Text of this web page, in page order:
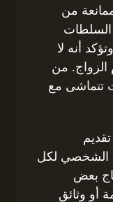
من
السلطات
أنه لا
الزواج. من
تتماشى مع
الشخصي لكل
بعض
أو وثائق